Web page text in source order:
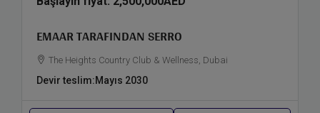
EMAAR TARAFINDAN SERRO
The Heights Country Club & Wellness, Dubai
Devir teslim:Mayıs 2030